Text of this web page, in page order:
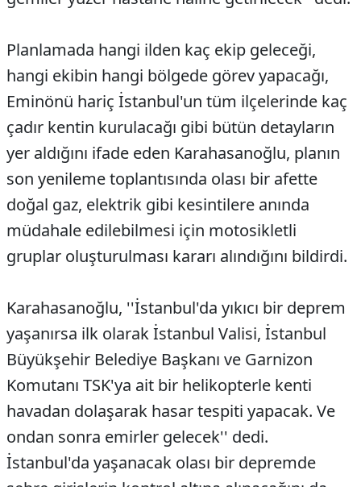
Planlamada hangi ilden kaç ekip geleceği,
hangi ekibin hangi bölgede görev yapacağı,
Eminönü hariç İstanbul'un tüm ilçelerinde kaç
çadır kentin kurulacağı gibi bütün detayların
yer aldığını ifade eden Karahasanoğlu, planın
son yenileme toplantısında olası bir afette
doğal gaz, elektrik gibi kesintilere anında
müdahale edilebilmesi için motosikletli
gruplar oluşturulması kararı alındığını bildirdi.
Karahasanoğlu, ''İstanbul'da yıkıcı bir deprem
yaşanırsa ilk olarak İstanbul Valisi, İstanbul
Büyükşehir Belediye Başkanı ve Garnizon
Komutanı TSK'ya ait bir helikopterle kenti
havadan dolaşarak hasar tespiti yapacak. Ve
ondan sonra emirler gelecek'' dedi.
İstanbul'da yaşanacak olası bir depremde